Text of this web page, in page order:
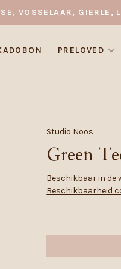
VOSSELAAR, GIERLE,
PRELOVED
Studio Noos
Green
Beschikbaar in de
Beschikbaarheid